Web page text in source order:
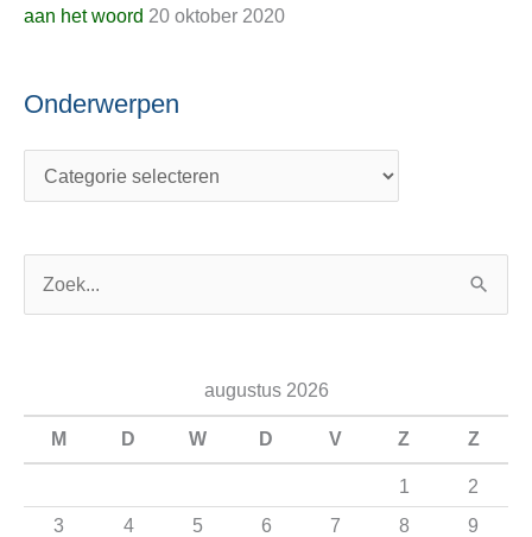
aan het woord 20 oktober 2020
Onderwerpen
a
augustus 2026
M D W D V Z Z
1
2
3
4 5 6 7 8
9